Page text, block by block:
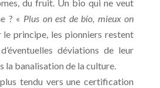
du fruit. Un bio qui ne veut
? « Plus on est de bio, mieux on
le principe, les pionniers restent
déviations de leur
la banalisation de la culture.
tendu vers une certification